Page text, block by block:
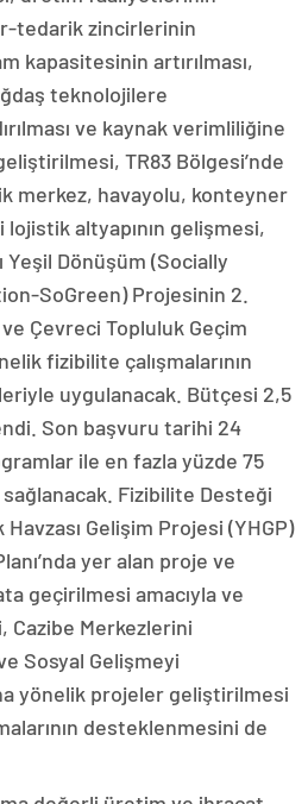
tedarik zincirlerinin
kapasitesinin artırılması,
teknolojilere
ve kaynak verimliliğine
TR83 Bölgesi’nde
merkez, havayolu, konteyner
altyapının gelişmesi,
Yeşil Dönüşüm (Socially
SoGreen) Projesinin 2.
Çevreci Topluluk Geçim
fizibilite çalışmalarının
uygulanacak. Bütçesi 2,5
Son başvuru tarihi 24
ile en fazla yüzde 75
Fizibilite Desteği
Gelişim Projesi (YHGP)
yer alan proje ve
geçirilmesi amacıyla ve
Cazibe Merkezlerini
Sosyal Gelişmeyi
yönelik projeler geliştirilmesi
desteklenmesini de